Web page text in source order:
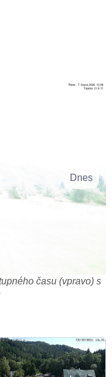
Dnes
času (vpravo) s